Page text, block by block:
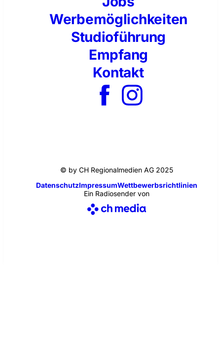
Werbemöglichkeiten
Studioführung
Empfang
Kontakt
© by CH Regionalmedien AG 2025
DatenschutzImpressumWettbewerbsrichtlinien
Ein Radiosender von